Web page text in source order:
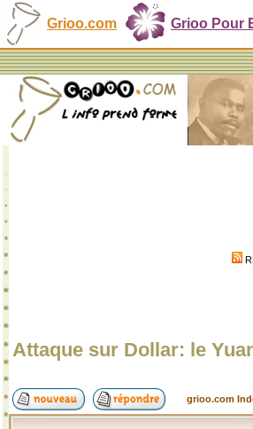
Grioo.com Grioo Pour
Attaque sur Dollar: le
grioo.com